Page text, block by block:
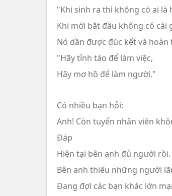
"Khi sinh ra thì không có ai là
Khi mới bắt đầu không có cái
Nó dần được đúc kết và
"Hãy tỉnh táo để làm việc,
Hãy mơ hồ để làm người."
Có nhiều bạn hỏi:
Anh! Còn tuyển nhân viên
Đáp
Hiện tại bên anh đủ người
Bên anh thiếu những người
Đang đợi các bạn khác lớn